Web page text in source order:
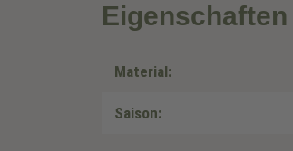
Eigenschaften
Material:
Saison: